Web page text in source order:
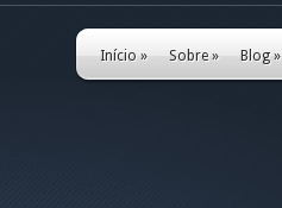
Início » Sobre» Blog»